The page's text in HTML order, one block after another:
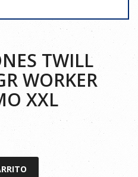
TWILL
WORKER
XXL